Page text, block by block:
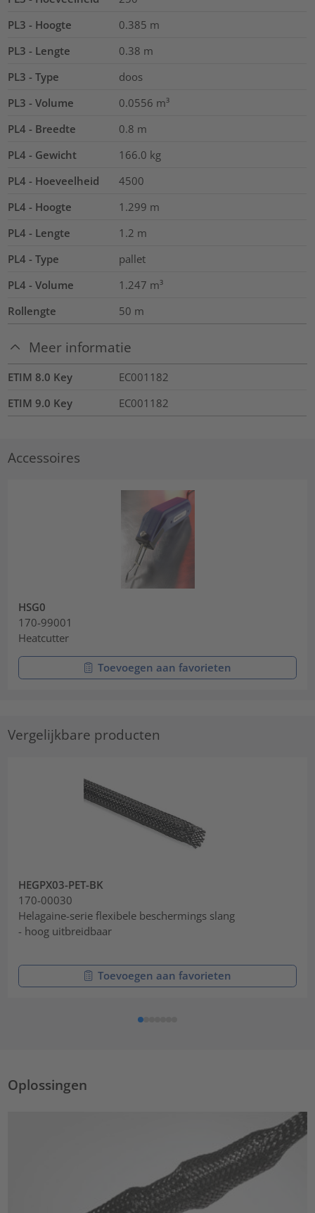
PL3 - Hoogte
0.385 m
PL3 - Lengte
0.38 m
PL3 - Type
doos
PL3 - Volume
0.0556 m³
PL4 - Breedte
0.8 m
PL4 - Gewicht
166.0 kg
PL4 - Hoeveelheid
4500
PL4 - Hoogte
1.299 m
PL4 - Lengte
1.2 m
PL4 - Type
pallet
PL4 - Volume
1.247 m³
Rollengte
50 m
Meer informatie
ETIM 8.0 Key
EC001182
ETIM 9.0 Key
EC001182
Accessoires
HSG0
170-99001
Heatcutter
Toevoegen aan favorieten
Vergelijkbare producten
HEGPX03-PET-BK
170-00030
Helagaine-serie flexibele beschermings slang
- hoog uitbreidbaar
Toevoegen aan favorieten
Oplossingen